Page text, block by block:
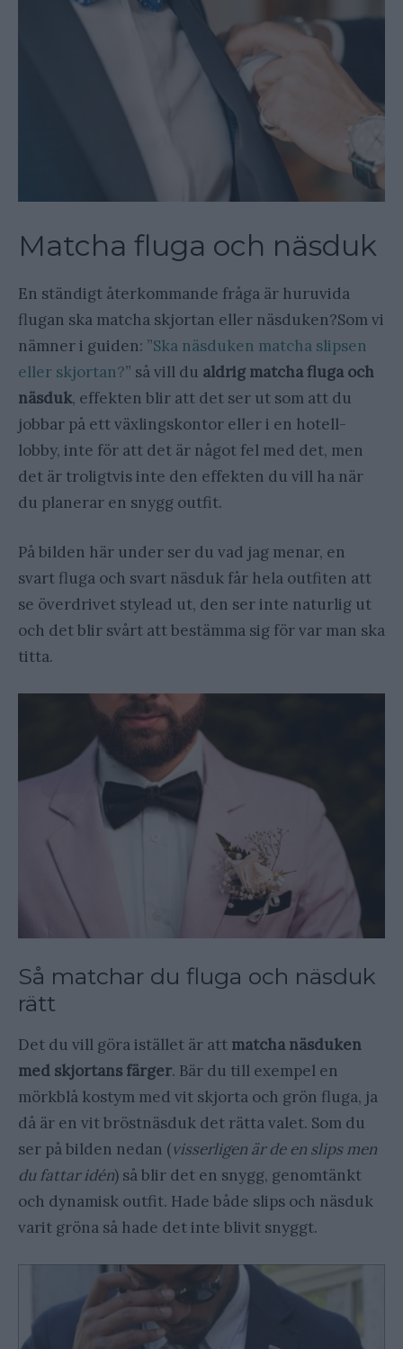
Matcha fluga och näsduk
En ständigt återkommande fråga är huruvida
flugan ska matcha skjortan eller näsduken?Som vi
nämner i guiden: ”Ska näsduken matcha slipsen
eller skjortan?” så vill du aldrig matcha fluga och
näsduk, effekten blir att det ser ut som att du
jobbar på ett växlingskontor eller i en hotell-
lobby, inte för att det är något fel med det, men
det är troligtvis inte den effekten du vill ha när
du planerar en snygg outfit.
På bilden här under ser du vad jag menar, en
svart fluga och svart näsduk får hela outfiten att
se överdrivet stylead ut, den ser inte naturlig ut
och det blir svårt att bestämma sig för var man ska
titta.
Så matchar du fluga och näsduk
rätt
Det du vill göra istället är att matcha näsduken
med skjortans färger. Bär du till exempel en
mörkblå kostym med vit skjorta och grön fluga, ja
då är en vit bröstnäsduk det rätta valet. Som du
ser på bilden nedan (visserligen är de en slips men
du fattar idén) så blir det en snygg, genomtänkt
och dynamisk outfit. Hade både slips och näsduk
varit gröna så hade det inte blivit snyggt.